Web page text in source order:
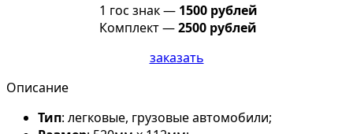
1 гос знак — 1500 рублей
Комплект —2500 рублей
заказать
Описание
Тип: легковые, грузовые автомобили;